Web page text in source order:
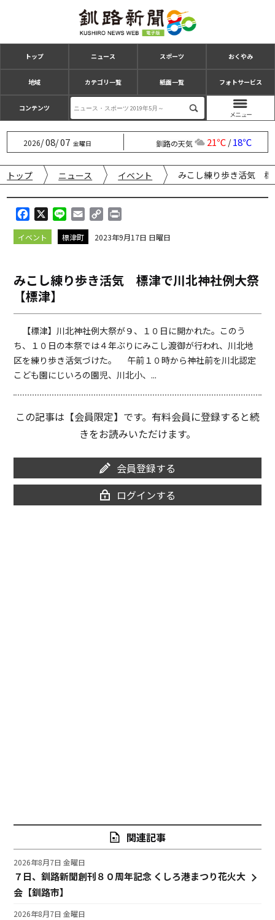
トップ ニュース スポーツ おくやみ
地域 カテゴリ一覧 紙面一覧 フォトサービス
コンテンツ
2026/08/07 金曜日 釧路の天気 21℃/18℃
トップ ニュース イベント みこし練り歩き活気 標
a
c
o
o
i
n
m
a
p
i
i
イベント 標津町 2023年9月17日 日曜日
みこし練り歩き活気 標津で川北神社例大祭
【標津】
【標津】川北神社例大祭が９、１０日に開かれた。このう
ち、１０日の本祭では４年ぶりにみこし渡御が行われ、川北地
区を練り歩き活気づけた。 午前１０時から神社前を川北認定
こども園にじいろの園児、川北小、...
この記事は【会員限定】です。有料会員に登録すると続
きをお読みいただけます。
会員登録する
ログインする
関連記事
７日、釧路新聞創刊８０周年記念 くしろ港まつり花火大
会【釧路市】
2026年8月7日 金曜日
2026年8月7日 金曜日